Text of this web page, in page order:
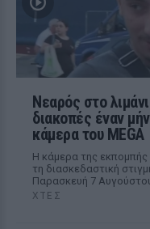
Νεαρός στο
διακοπές έναν
κάμερα του MEGA
Η κάμερα της
τη διασκεδαστική
Παρασκευή 7
ΧΤΕΣ